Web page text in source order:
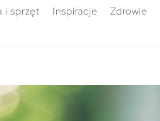
i sprzęt Inspiracje Zdrowie